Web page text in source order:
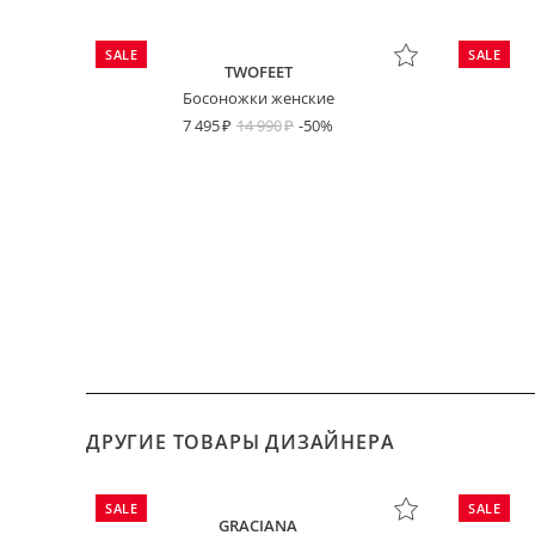
SALE
TWOFEET
Босоножки женские
7 495
14 990 -50%
SALE
ДРУГИЕ ТОВАРЫ ДИЗАЙНЕРА
SALE
GRACIANA
SALE